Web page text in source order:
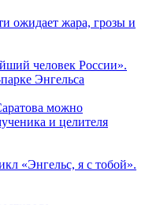
ожидает жара, грозы и
человек России».
Энгельса
можно
и целителя
«Энгельс, я с тобой».